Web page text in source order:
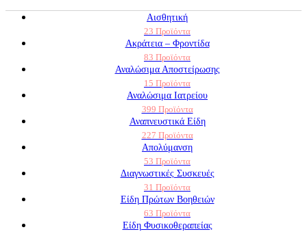
Αισθητική
23 Προϊόντα
Ακράτεια – Φροντίδα
83 Προϊόντα
Αναλώσιμα Αποστείρωσης
15 Προϊόντα
Αναλώσιμα Ιατρείου
399 Προϊόντα
Αναπνευστικά Είδη
227 Προϊόντα
Απολύμανση
53 Προϊόντα
Διαγνωστικές Συσκευές
31 Προϊόντα
Είδη Πρώτων Βοηθειών
63 Προϊόντα
Είδη Φυσικοθεραπείας